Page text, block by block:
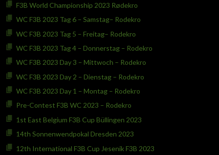
F3B World Championship 2023 Rødekro
WC F3B 2023 Tag 6 – Samstag– Rodekro
WC F3B 2023 Tag 5 – Freitag– Rodekro
WC F3B 2023 Tag 4 – Donnerstag – Rodekro
WC F3B 2023 Day 3 – Mittwoch – Rodekro
WC F3B 2023 Day 2 – Dienstag – Rodekro
WC F3B 2023 Day 1 – Montag – Rodekro
Pre-Contest F3B WC 2023 – Rodekro
1st East Belgium F3B Cup Büllingen 2023
14th Sonnenwendpokal Dresden 2023
12th International F3B Cup Jesenik F3B 2023